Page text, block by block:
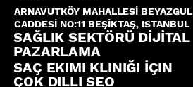
ARNAVUTKÖY MAHALLESİ BEYAZGUL
CADDESİ NO:11 BEŞİKTAŞ, ISTANBUL
SAĞLIK SEKTÖRÜ DİJİTAL
PAZARLAMA
SAÇ EKIMI KLINIĞI İÇIN
ÇOK DILLI SEO